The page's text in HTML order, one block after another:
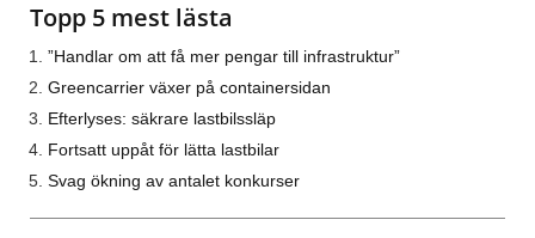
Topp 5 mest lästa
”Handlar om att få mer pengar till infrastruktur”
Greencarrier växer på containersidan
Efterlyses: säkrare lastbilssläp
Fortsatt uppåt för lätta lastbilar
Svag ökning av antalet konkurser